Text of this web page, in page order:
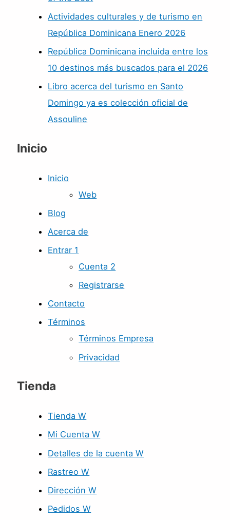
Actividades culturales y de turismo en
República Dominicana Enero 2026
República Dominicana incluida entre los
10 destinos más buscados para el 2026
Libro acerca del turismo en Santo
Domingo ya es colección oficial de
Assouline
Inicio
Inicio
Web
Blog
Acerca de
Entrar 1
Cuenta 2
Registrarse
Contacto
Términos
Términos Empresa
Privacidad
Tienda
Tienda W
Mi Cuenta W
Detalles de la cuenta W
Rastreo W
Dirección W
Pedidos W